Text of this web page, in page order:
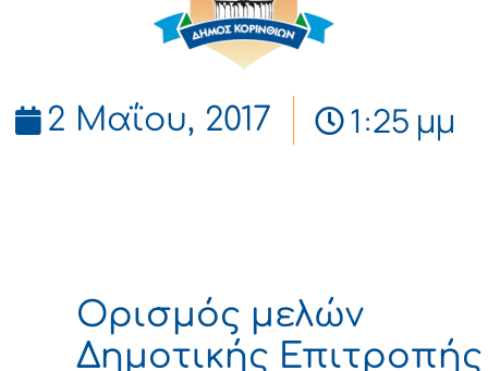
2 Μαΐου, 2017 1:25 μμ
Ορισμός μελών
Δημοτικής Επιτροπής